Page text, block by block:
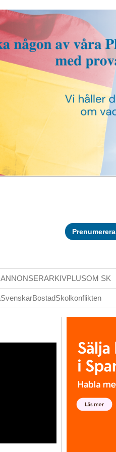
Prenumerera
ARKIVPLUSOM SK
SvenskarBostadSkolkonflikten